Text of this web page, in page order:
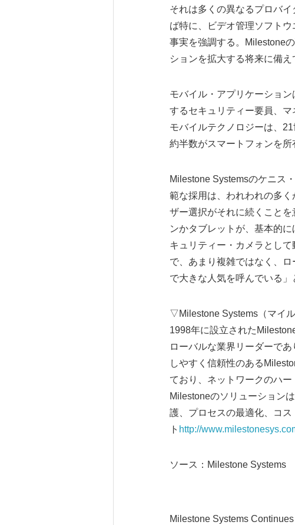
それは多くの異なるプロバ
ば特に、ビデオ管理ソフト
事実を強調する。Milestone
ションを拡大する将来に備え
モバイル・アプリケーショ
するセキュリティー要員、
モバイルテクノロジーは、
約半数がスマートフォンを所
Milestone Systemsのケニス
範な採用は、われわれの多
ザー選択がそれに続くこと
ンかタブレットが、基本的
キュリティー・カメラとし
で、あまり複雑ではなく、
で大きな人気を呼んでいる」
▽Milestone Systems（マイ
1998年に設立された
ローバルな業界リーダーで
しやすく信頼性のある
ており、ネットワークのハ
Milestoneのソリューション
護、プロセスの最適化、コ
ト http://
ソース：Milestone Systems
Milestone Systems